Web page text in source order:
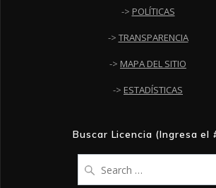
-> POLÍTICAS
-> TRANSPARENCIA
-> MAPA DEL SITIO
-> ESTADÍSTICAS
Buscar Licencia (Ingresa el
for: